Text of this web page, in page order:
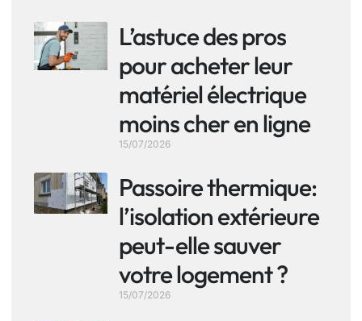
L’astuce des pros
pour acheter leur
matériel électrique
moins cher en ligne
15/07/2026
Passoire thermique:
l’isolation extérieure
peut-elle sauver
votre logement ?
15/07/2026